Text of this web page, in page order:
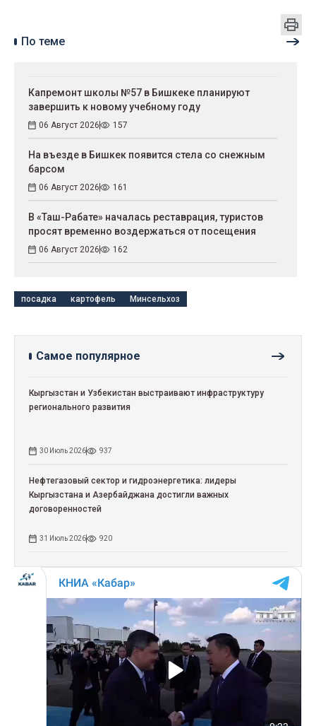
По теме
Капремонт школы №57 в Бишкеке планируют
завершить к новому учебному году
06 Август 2026 157
На въезде в Бишкек появится стела со снежным
барсом
06 Август 2026 161
В «Таш-Рабате» началась реставрация, туристов
просят временно воздержаться от посещения
06 Август 2026 162
посадка картофель Минсельхоз
Самое популярное
Кыргызстан и Узбекистан выстраивают инфраструктуру
регионального развития
30 Июль 2026 937
Нефтегазовый сектор и гидроэнергетика: лидеры
Кыргызстана и Азербайджана достигли важных
договоренностей
31 Июль 2026 920